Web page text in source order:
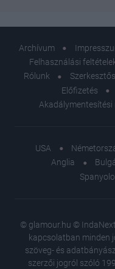
Archívum
Felhasználási
Rólunk
Előfizetés
USA
Anglia
© glamour.hu ©
kapcsolatban minden
szöveg- és
szerzői jogról szóló